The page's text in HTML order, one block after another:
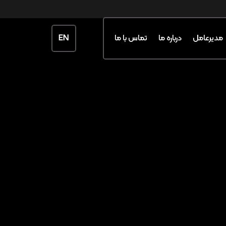
مدیرعامل درباره ما تماس با ما EN